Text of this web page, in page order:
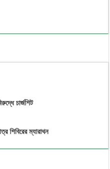
চার্জশিট
শিবিরের ম্যারাথন